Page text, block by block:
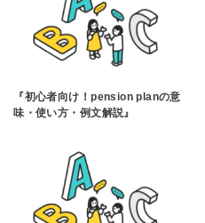
『初心者向け！pension planの意
味・使い方・例文解説』